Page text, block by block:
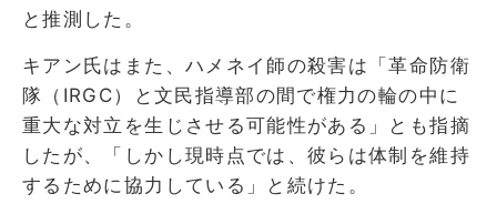
と推測した。
キアン氏はまた、ハメネイ師の殺害は「革命防衛
隊（IRGC）と文民指導部の間で権力の輪の中に
重大な対立を生じさせる可能性がある」とも指摘
したが、「しかし現時点では、彼らは体制を維持
するために協力している」と続けた。